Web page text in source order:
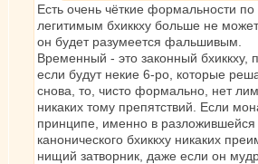
Есть очень чёткие формальности
легитимым бхиккху больше не
он будет разумеется фальшивым.
Временный - это законный
если будут некие 6-ро, которые
снова, то, чисто формально, нет
никаких тому препятствий. Если
принципе, именно в разложившейся
канонического бхиккху никаких
нищий затворник, даже если он